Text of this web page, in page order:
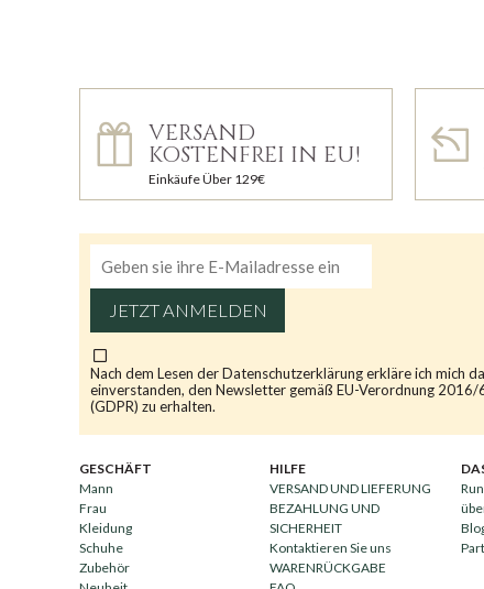
VERSAND
KOSTENFREI IN EU!
Einkäufe Über 129€
JETZT ANMELDEN
Nach dem Lesen derDatenschutzerklärungerkläre ich mich
einverstanden, den Newsletter gemäß EU-Verordnung 2016/
(GDPR) zu erhalten.
GESCHÄFT
Mann
Frau
Kleidung
Schuhe
Zubehör
HILFE
VERSAND UND LIEFERUNG
BEZAHLUNG UND
SICHERHEIT
Kontaktieren Sie uns
WARENRÜCKGABE